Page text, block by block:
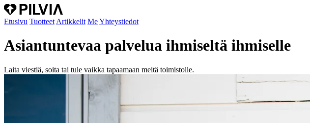
Etusivu Tuotteet Artikkelit MeYhteystiedot
Asiantuntevaa palvelua ihmiseltä ihmiselle
Laita viestiä, soita tai tule vaikka tapaamaan meitä toimistolle.